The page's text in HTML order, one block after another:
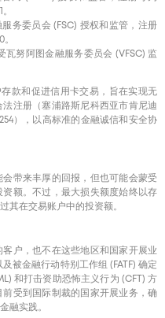
务委员会 (FSC) 授权和监管，注册
努阿图金融服务委员会 (VFSC) 监
款和促进信用卡交易，旨在实现无
注册（塞浦路斯尼科西亚市肯尼迪
），以高标准的金融诚信和安全协
带来丰厚的回报，但也可能会蒙受
额。不过，最大损失额度始终以存
其在交易账户中的投资额。
户，也不在这些地区和国家开展业
被金融行动特别工作组 (FATF) 确定
和打击资助恐怖主义行为 (CFT) 方
受到国际制裁的国家开展业务，确
融实践。